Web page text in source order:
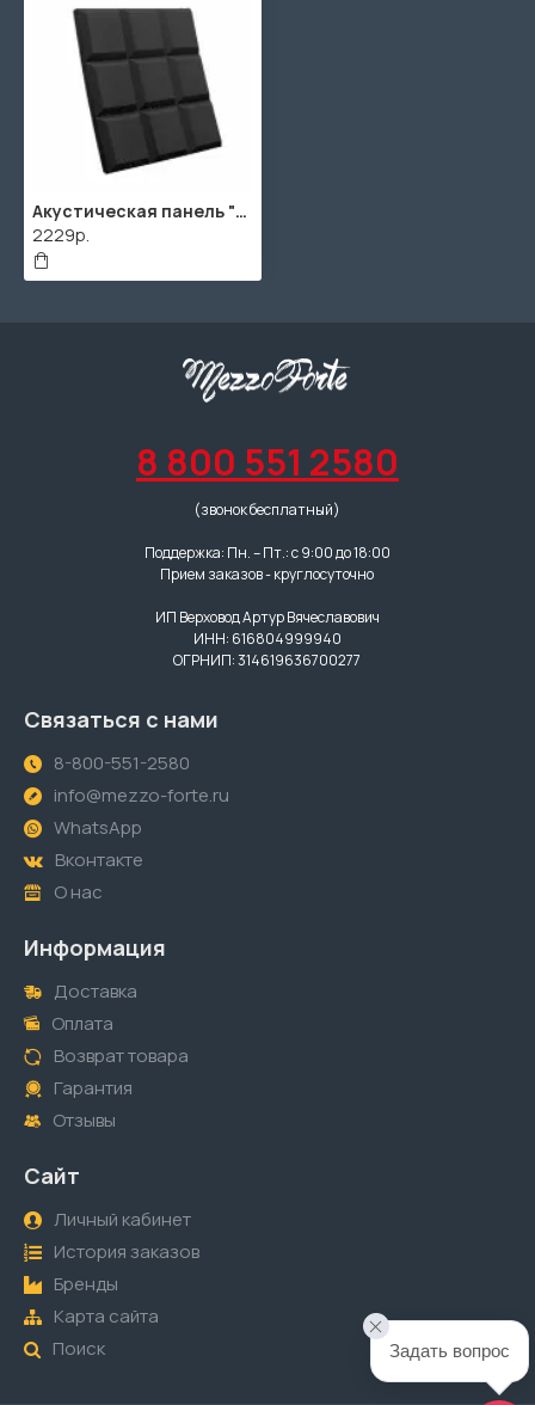
Акустическая панель "Квадрат" / 2000х1000х40мм / 2м² / SPG2236 / Темно-серый
2229р.
8 800 551 2580
(звонок бесплатный)
Поддержка: Пн. – Пт.: с 9:00 до 18:00
Прием заказов - круглосуточно
ИП Верховод Артур Вячеславович
ИНН: 616804999940
ОГРНИП: 314619636700277
Связаться с нами
8-800-551-2580
info@mezzo-forte.ru
WhatsApp
Вконтакте
О нас
Информация
Доставка
Оплата
Возврат товара
Гарантия
Отзывы
Сайт
Личный кабинет
История заказов
Бренды
Карта сайта
Поиск
Задать вопрос